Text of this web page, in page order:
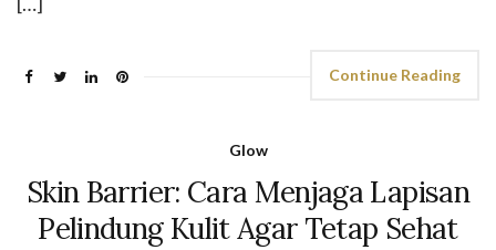
Continue Reading
Glow
Skin Barrier: Cara Menjaga Lapisan
Pelindung Kulit Agar Tetap Sehat